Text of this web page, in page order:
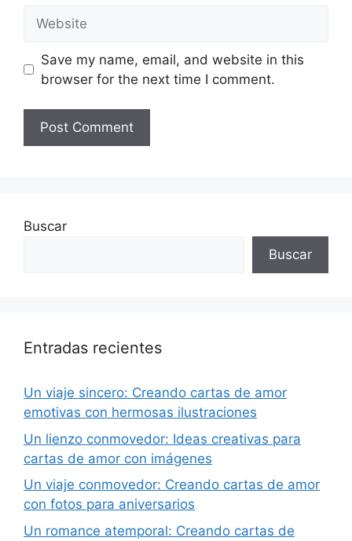
Save my name, email, and website in this
browser for the next time I comment.
Buscar
Buscar
Entradas recientes
Un viaje sincero: Creando cartas de amor
emotivas con hermosas ilustraciones
Un lienzo conmovedor: Ideas creativas para
cartas de amor con imágenes
Un viaje conmovedor: Creando cartas de amor
con fotos para aniversarios
Un romance atemporal: Creando cartas de